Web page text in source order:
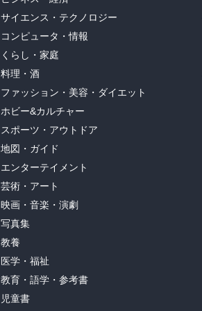
サイエンス・テクノロジー
コンピュータ・情報
くらし・家庭
料理・酒
ファッション・美容・ダイエット
ホビー&カルチャー
スポーツ・アウトドア
地図・ガイド
エンターテイメント
芸術・アート
映画・音楽・演劇
写真集
教養
医学・福祉
教育・語学・参考書
児童書